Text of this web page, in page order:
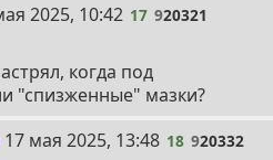
2025, 10:42 17 920321
когда под
"спизженные" мазки?
18
17 мая 2025, 13:48 18 920332